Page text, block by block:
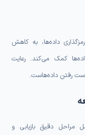
داده‌ها، به کاهش
کمک می‌کند. رعایت
رفتن داده‌هاست.
دقیق بازیابی و